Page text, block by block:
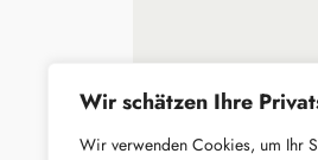
Wir schätzen Ihre
Wir verwenden Cookies, um Ihr